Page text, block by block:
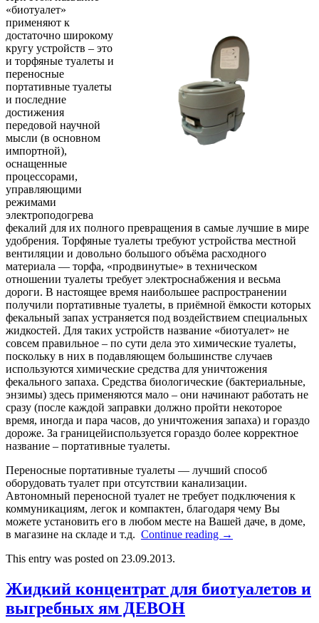
«биотуалет»
применяют к
достаточно широкому
кругу устройств – это
и торфяные туалеты и
переносные
портативные туалеты
и последние
достижения
передовой научной
мысли (в основном
импортной),
оснащенные
процессорами,
управляющими
режимами
электроподогрева
фекалий для их полного превращения в самые лучшие в мире
удобрения. Торфяные туалеты требуют устройства местной
вентиляции и довольно большого объёма расходного
материала — торфа, «продвинутые» в техническом
отношении туалеты требует электроснабжения и весьма
дороги. В настоящее время наибольшее распространении
получили портативные туалеты, в приёмной ёмкости которых
фекальный запах устраняется под воздействием специальных
жидкостей. Для таких устройств название «биотуалет» не
совсем правильное – по сути дела это химические туалеты,
поскольку в них в подавляющем большинстве случаев
используются химические средства для уничтожения
фекального запаха. Средства биологические (бактериальные,
энзимы) здесь применяются мало – они начинают работать не
сразу (после каждой заправки должно пройти некоторое
время, иногда и пара часов, до уничтожения запаха) и гораздо
дороже. За границейиспользуется гораздо более корректное
название – портативные туалеты.
Переносные портативные туалеты — лучший способ
оборудовать туалет при отсутствии канализации.
Автономный переносной туалет не требует подключения к
коммуникациям, легок и компактен, благодаря чему Вы
можете установить его в любом месте на Вашей даче, в доме,
в магазине на складе и т.д. Continue reading →
This entry was posted on 23.09.2013.
Жидкий концентрат для биотуалетов и
выгребных ям ДЕВОН